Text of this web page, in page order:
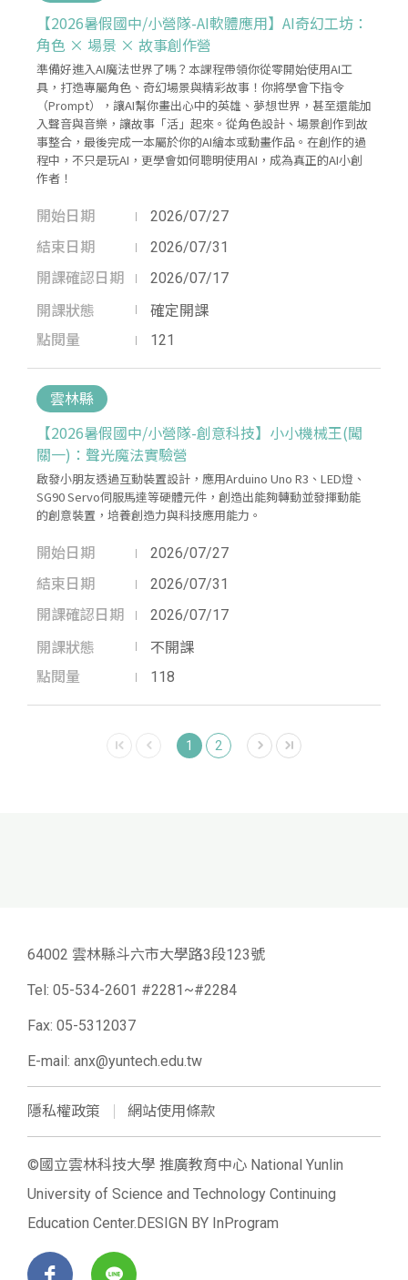
【2026暑假國中/小營隊-AI軟體應用】AI奇幻工坊：
角色 × 場景 × 故事創作營
準備好進入AI魔法世界了嗎？本課程帶領你從零開始使用AI工
具，打造專屬角色、奇幻場景與精彩故事！你將學會下指令
（Prompt），讓AI幫你畫出心中的英雄、夢想世界，甚至還能加
入聲音與音樂，讓故事「活」起來。從角色設計、場景創作到故
事整合，最後完成一本屬於你的AI繪本或動畫作品。在創作的過
程中，不只是玩AI，更學會如何聰明使用AI，成為真正的AI小創
作者！
開始日期
2026/07/27
結束日期
2026/07/31
開課確認日期
2026/07/17
開課狀態 確定開課
點閱量 121
雲林縣
【2026暑假國中/小營隊-創意科技】小小機械王(闖
關一)：聲光魔法實驗營
啟發小朋友透過互動裝置設計，應用Arduino Uno R3、LED燈、
SG90 Servo伺服馬達等硬體元件，創造出能夠轉動並發揮動能
的創意裝置，培養創造力與科技應用能力。
開始日期
2026/07/27
結束日期
2026/07/31
開課確認日期
2026/07/17
開課狀態 不開課
點閱量 118
1 2
©國立雲林科技大學 推廣教育中心 National Yunlin
University of Science and Technology Continuing
Education Center.DESIGN BY InProgram
64002 雲林縣斗六市大學路3段123號
Tel: 05-534-2601 #2281~#2284
Fax: 05-5312037
E-mail: anx@yuntech.edu.tw
隱私權政策 網站使用條款